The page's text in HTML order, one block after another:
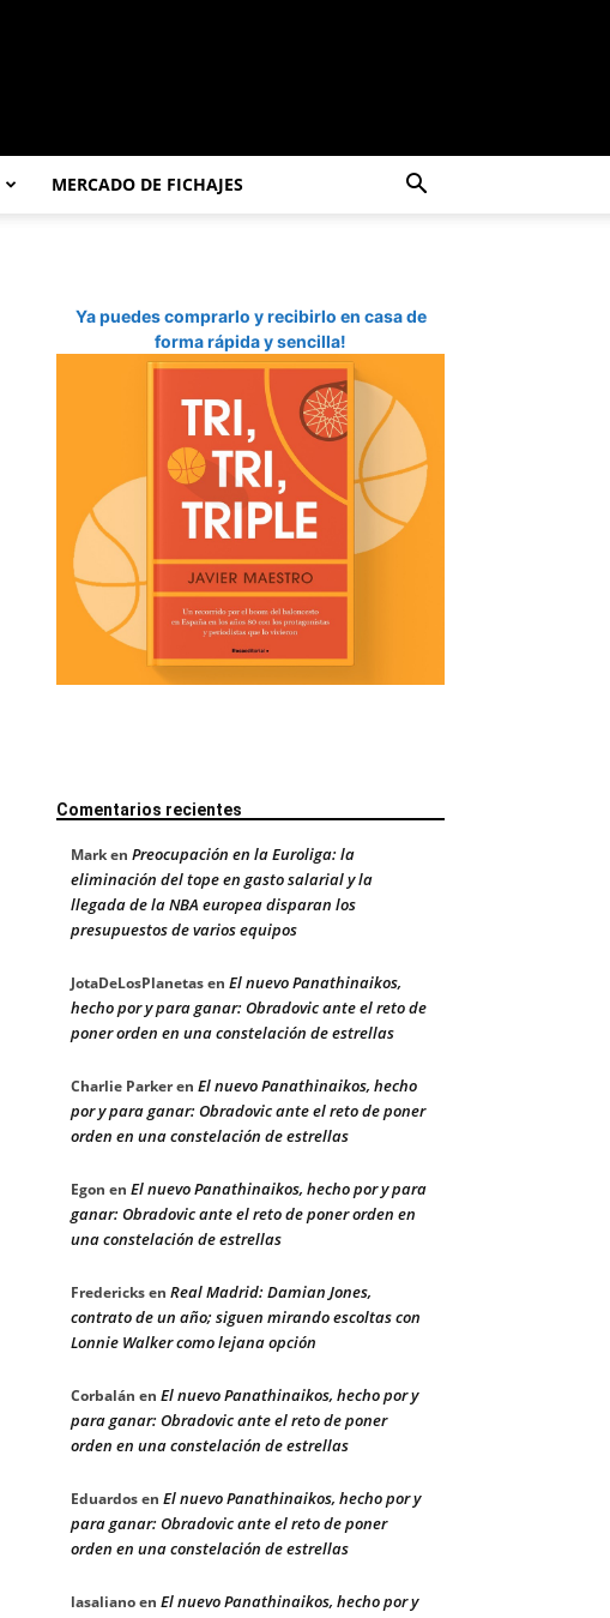
MERCADO DE FICHAJES
Ya puedes comprarlo y recibirlo en casa de
forma rápida y sencilla!
Comentarios recientes
Marken Preocupación en la Euroliga: la
eliminación del tope en gasto salarial y la
llegada de la NBA europea disparan los
presupuestos de varios equipos
JotaDeLosPlanetasen El nuevo Panathinaikos,
hecho por y para ganar: Obradovic ante el reto de
poner orden en una constelación de estrellas
Charlie Parkeren El nuevo Panathinaikos, hecho
por y para ganar: Obradovic ante el reto de poner
orden en una constelación de estrellas
Egon en El nuevo Panathinaikos, hecho por y para
ganar: Obradovic ante el reto de poner orden en
una constelación de estrellas
Fredericksen Real Madrid: Damian Jones,
contrato de un año; siguen mirando escoltas con
Lonnie Walker como lejana opción
Corbalán en El nuevo Panathinaikos, hecho por y
para ganar: Obradovic ante el reto de poner
orden en una constelación de estrellas
Eduardosen El nuevo Panathinaikos, hecho por y
para ganar: Obradovic ante el reto de poner
orden en una constelación de estrellas
lasalianoen El nuevo Panathinaikos, hecho por y